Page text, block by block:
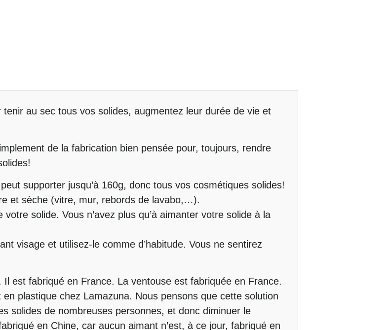
au sec tous vos solides, augmentez leur durée de vie et
de la fabrication bien pensée pour, toujours, rendre
supporter jusqu’à 160g, donc tous vos cosmétiques solides!
et sèche (vitre, mur, rebords de lavabo,…).
solide. Vous n’avez plus qu’à aimanter votre solide à la
visage et utilisez-le comme d’habitude. Vous ne sentirez
Il est fabriqué en France. La ventouse est fabriquée en France.
plastique chez Lamazuna. Nous pensons que cette solution
solides de nombreuses personnes, et donc diminuer le
en Chine, car aucun aimant n’est, à ce jour, fabriqué en